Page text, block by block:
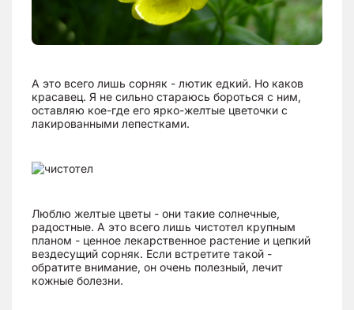
А это всего лишь сорняк - лютик едкий. Но каков
красавец. Я не сильно стараюсь бороться с ним,
оставляю кое-где его ярко-желтые цветочки с
лакированными лепестками.
Люблю желтые цветы - они такие солнечные,
радостные. А это всего лишь чистотел крупным
планом - ценное лекарственное растение и цепкий
вездесущий сорняк. Если встретите такой -
обратите внимание, он очень полезный, лечит
кожные болезни.